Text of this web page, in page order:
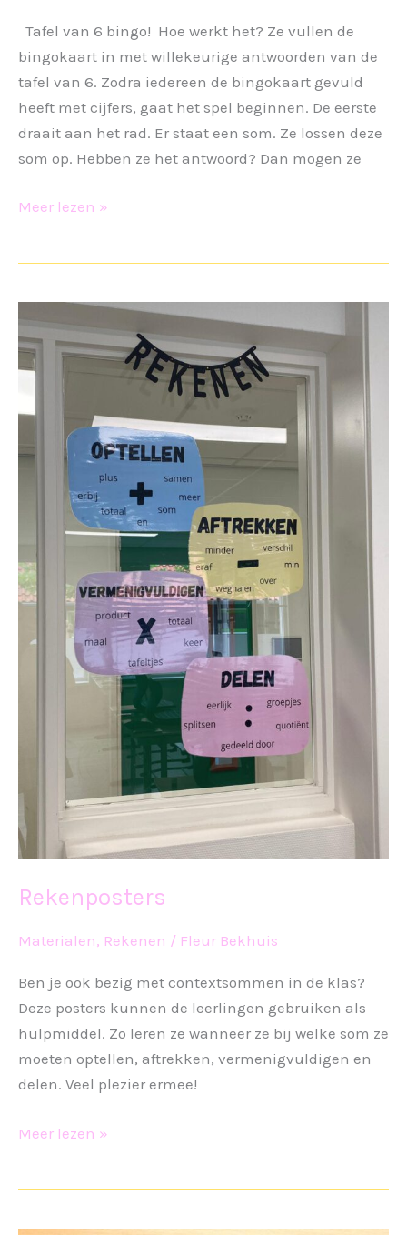
Tafel van 6 bingo! Hoe werkt het? Ze vullen de
bingokaart in met willekeurige antwoorden van de
tafel van 6. Zodra iedereen de bingokaart gevuld
heeft met cijfers, gaat het spel beginnen. De eerste
draait aan het rad. Er staat een som. Ze lossen deze
som op. Hebben ze het antwoord? Dan mogen ze
Tafel
Meer lezen »
Rekenposters
Materialen, Rekenen / Fleur Bekhuis
Ben je ook bezig met contextsommen in de klas?
Deze posters kunnen de leerlingen gebruiken als
hulpmiddel. Zo leren ze wanneer ze bij welke som ze
moeten optellen, aftrekken, vermenigvuldigen en
delen. Veel plezier ermee!
Rekenposters
Meer lezen »